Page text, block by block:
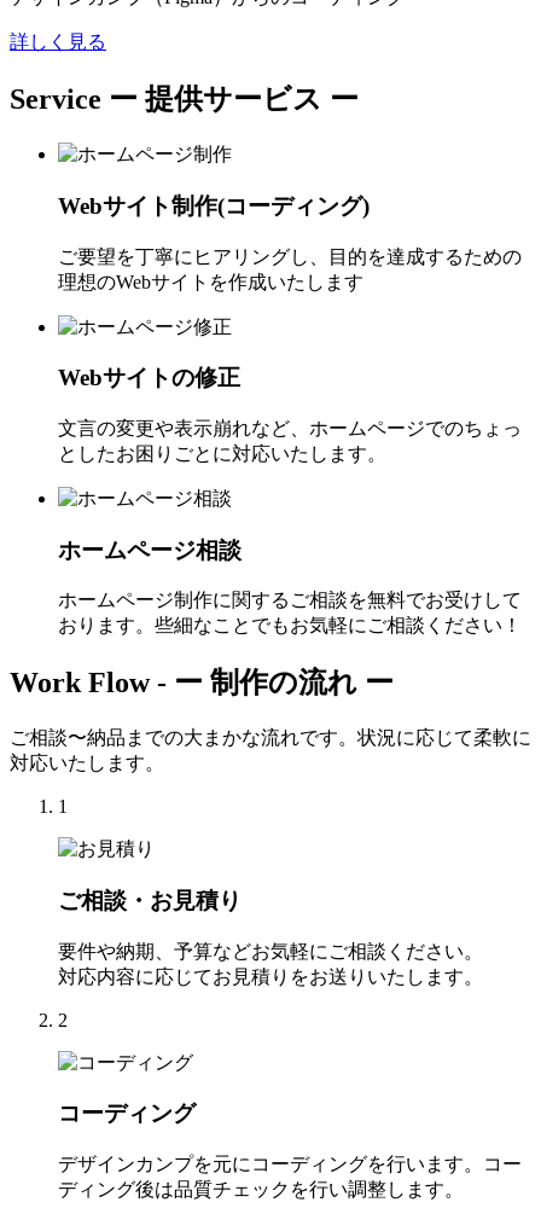
詳しく見る
Service ー 提供サービス ー
Webサイト制作(コーディング)
ご要望を丁寧にヒアリングし、目的を達成するための
理想のWebサイトを作成いたします
Webサイトの修正
文言の変更や表示崩れなど、ホームページでのちょっ
としたお困りごとに対応いたします。
ホームページ相談
ホームページ制作に関するご相談を無料でお受けして
おります。些細なことでもお気軽にご相談ください！
Work Flow - ー 制作の流れ ー
ご相談〜納品までの大まかな流れです。状況に応じて柔軟に
対応いたします。
1
ご相談・お見積り
要件や納期、予算などお気軽にご相談ください。
対応内容に応じてお見積りをお送りいたします。
2
コーディング
デザインカンプを元にコーディングを行います。コー
ディング後は品質チェックを行い調整します。